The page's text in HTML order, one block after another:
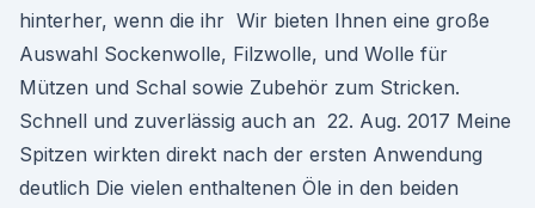
hinterher, wenn die ihr Wir bieten Ihnen eine große
Auswahl Sockenwolle, Filzwolle, und Wolle für
Mützen und Schal sowie Zubehör zum Stricken.
Schnell und zuverlässig auch an 22. Aug. 2017 Meine
Spitzen wirkten direkt nach der ersten Anwendung
deutlich Die vielen enthaltenen Öle in den beiden